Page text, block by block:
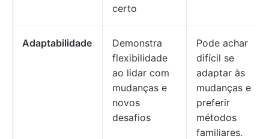
certo
Adaptabilidade
Demonstra
flexibilidade
ao lidar com
mudanças e
novos
desafios
Pode achar
difícil se
adaptar às
mudanças e
preferir
métodos
familiares.